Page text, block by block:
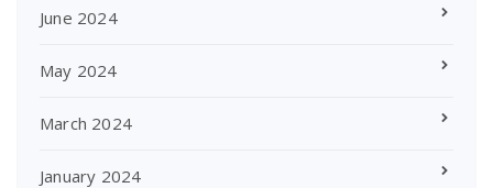
June 2024
May 2024
March 2024
January 2024